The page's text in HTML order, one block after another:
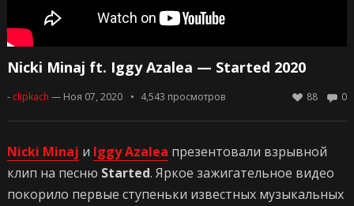
Nicki Minaj ft. Iggy Azalea — Started 2020
- clipkach — Ноя 07, 2020 4,543 просмотров 0
88
Nicki Minaj и Iggy Azalea презентовали взрывной
клип на песню Started. Яркое зажигательное видео
покорило первые ступеньки известных музыкальных